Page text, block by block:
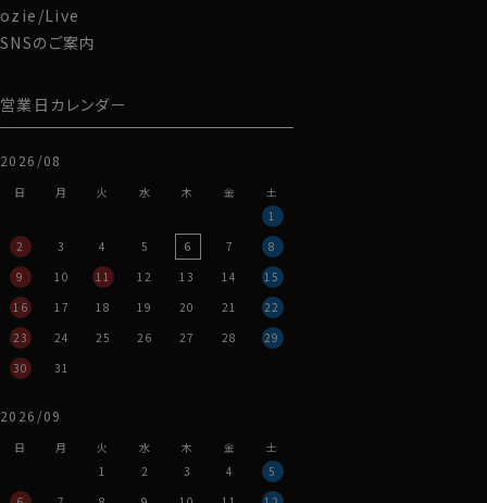
ozie/Live
SNSのご案内
営業日カレンダー
2026/08
日 月 火 水 木 金
土
1
2
3 4 5 6 7
8
9
10 11 12 13 14
15
16
17 18 19 20 21
22
23
24 25 26 27 28
29
30
31
2026/09
日 月 火 水 木 金
土
1
2 3 4
5